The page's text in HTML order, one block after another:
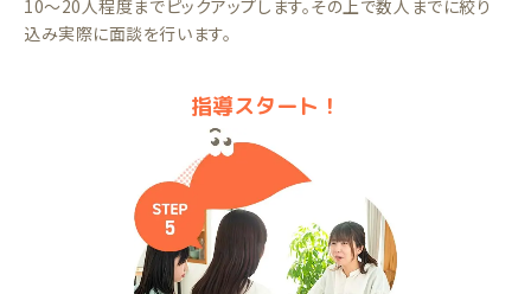
10～20人程度までピックアップします。その上で数人までに絞り
込み実際に面談を行います。
指導スタート！